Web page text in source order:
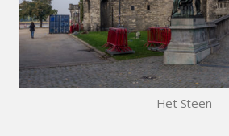
Het Steen